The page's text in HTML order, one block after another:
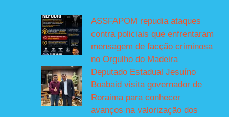
ASSFAPOM repudia ataques
contra policiais que enfrentaram
mensagem de facção criminosa
no Orgulho do Madeira
Deputado Estadual Jesuíno
Boabaid visita governador de
Roraima para conhecer
avanços na valorização dos